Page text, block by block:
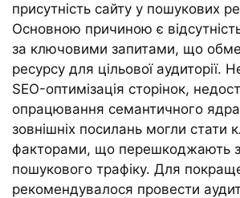
присутність сайту у пошукових
Основною причиною є
за ключовими запитами, що
ресурсу для цільової аудиторії.
SEO-оптимізація сторінок,
опрацювання семантичного ядра
зовнішніх посилань могли стати
факторами, що перешкоджають
пошукового трафіку. Для
рекомендувалося провести